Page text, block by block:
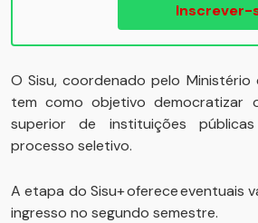
Inscrever-
O Sisu, coordenado pelo Ministério
tem como objetivo democratizar
superior de instituições
processo seletivo.
A etapa do Sisu+ oferece eventuais
ingresso no segundo semestre.